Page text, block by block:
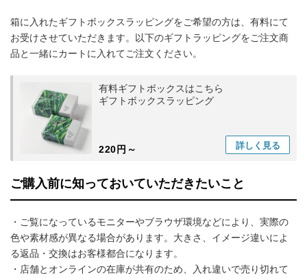
箱に入れたギフトボックスラッピングをご希望の方は、有料にて
お受けさせていただきます。以下のギフトラッピングをご注文商
品と一緒にカートに入れてご注文ください。
有料ギフトボックスはこちら
ギフトボックスラッピング
220円～ 詳しく 見る
ご購入前に知っておいていただきたいこと
・ご覧になっているモニターやブラウザ環境などにより、実際の
色や素材感が異なる場合があります。大きさ、イメージ違いによ
る返品・交換はお客様都合になります。
・店舗とオンラインの在庫が共有のため、入れ違いで売り切れて